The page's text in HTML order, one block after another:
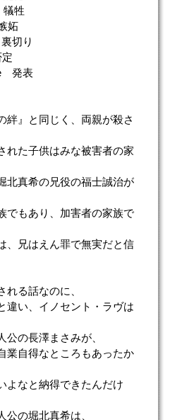
牲
妬
裏切り
発表
絆』と同じく、両親が殺さ
れた子供はみな被害者の家
北真希の兄役の福士誠治が
でもあり、加害者の家族で
、兄はえん罪で無実だと信
れる話なのに、
違い、イノセント・ラヴは
公の長澤まさみが、
業自得なところもあったか
よなと納得できたんだけ
公の堀北真希は、